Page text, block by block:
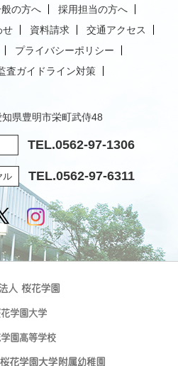
の方へ
採用担当の方へ
せ 資料請求
交通アクセス
プライバシーポリシー
査ガイドライン対策
県豊明市栄町武侍48
TEL.0562-97-1306
ル TEL.0562-97-6311